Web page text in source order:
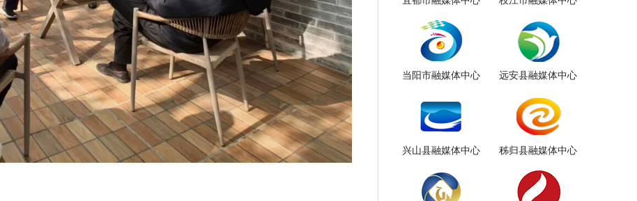
当阳市融媒体中心 远安县融媒体中心
兴山县融媒体中心 秭归县融媒体中心